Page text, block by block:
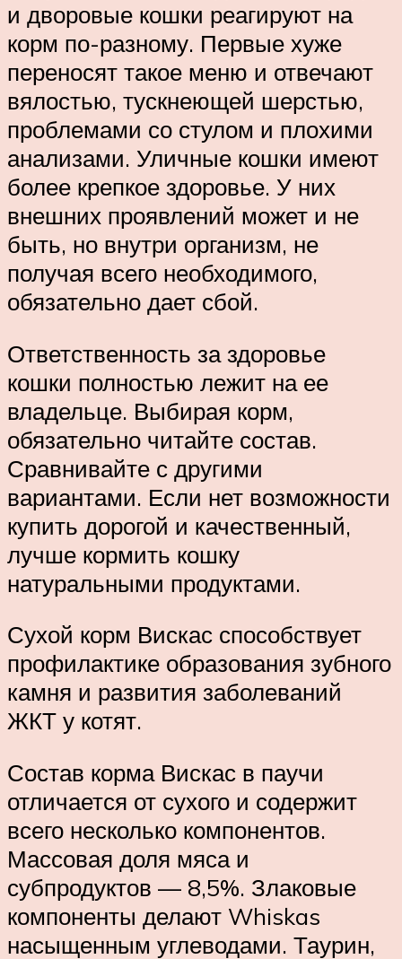
и дворовые кошки реагируют на
корм по-разному. Первые хуже
переносят такое меню и отвечают
вялостью, тускнеющей шерстью,
проблемами со стулом и плохими
анализами. Уличные кошки имеют
более крепкое здоровье. У них
внешних проявлений может и не
быть, но внутри организм, не
получая всего необходимого,
обязательно дает сбой.
Ответственность за здоровье
кошки полностью лежит на ее
владельце. Выбирая корм,
обязательно читайте состав.
Сравнивайте с другими
вариантами. Если нет возможности
купить дорогой и качественный,
лучше кормить кошку
натуральными продуктами.
Сухой корм Вискас способствует
профилактике образования зубного
камня и развития заболеваний
ЖКТ у котят.
Состав корма Вискас в паучи
отличается от сухого и содержит
всего несколько компонентов.
Массовая доля мяса и
субпродуктов — 8,5%. Злаковые
компоненты делают Whiskas
насыщенным углеводами. Таурин,